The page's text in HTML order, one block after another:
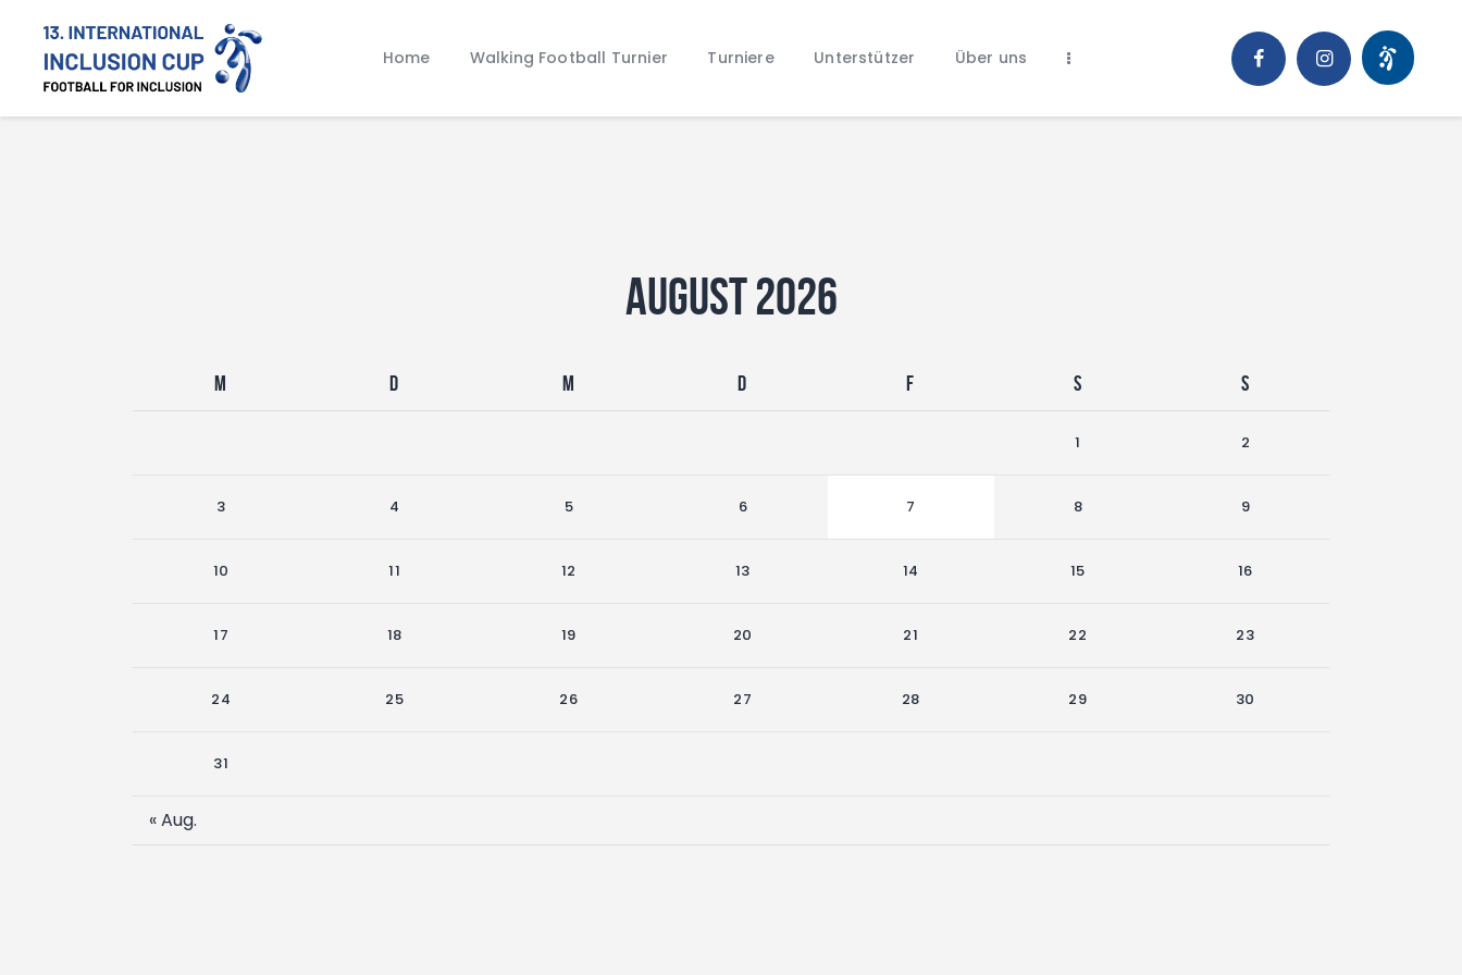
Home Walking Football Turnier Turniere Unterstützer Über uns
Walking Football Turnier
Turniere
August 2026
M D M D F S S
« Aug.
1 2
3 4 5 6 7 8 9
10 11 12 13 14 15 16
17 18 19 20 21 22 23
24 25 26 27 28 29 30
31